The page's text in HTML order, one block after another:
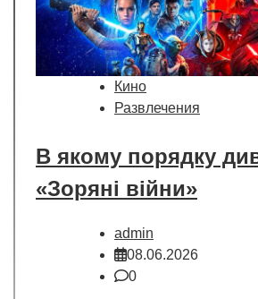
Кино
Развлечения
В якому порядку
«Зоряні війни»
admin
08.06.2026
0